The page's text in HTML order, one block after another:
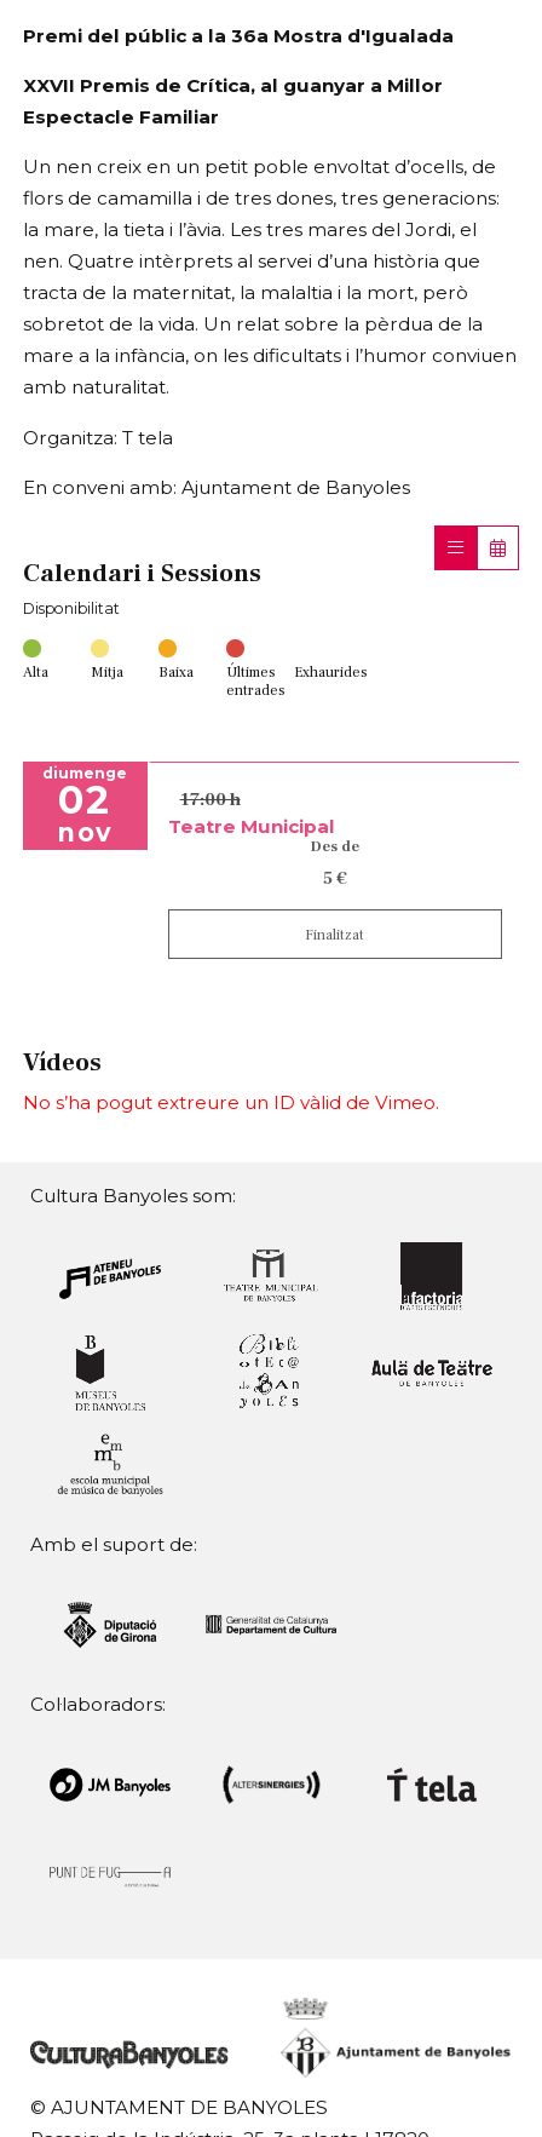
Premi del públic a la 36a Mostra d'Igualada
XXVII Premis de Crítica, al guanyar a Millor
Espectacle Familiar
Un nen creix en un petit poble envoltat d’ocells, de
flors de camamilla i de tres dones, tres generacions:
la mare, la tieta i l’àvia. Les tres mares del Jordi, el
nen. Quatre intèrprets al servei d’una història que
tracta de la maternitat, la malaltia i la mort, però
sobretot de la vida. Un relat sobre la pèrdua de la
mare a la infància, on les dificultats i l’humor conviuen
amb naturalitat.
Organitza: T tela
En conveni amb: Ajuntament de Banyoles
Calendari i Sessions
Disponibilitat
Alta Mitja Baixa
Últimes
entrades
Exhaurides
diumenge
02
nov
17:00 h
Teatre Municipal
Des de
5 €
Finalitzat
Vídeos
No s’ha pogut extreure un ID vàlid de Vimeo.
Cultura Banyoles som:
Amb el suport de:
Col·laboradors:
© AJUNTAMENT DE BANYOLES